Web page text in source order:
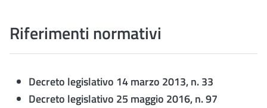
Riferimenti normativi
Decreto legislativo 14 marzo 2013, n. 33
Decreto legislativo 25 maggio 2016, n. 97